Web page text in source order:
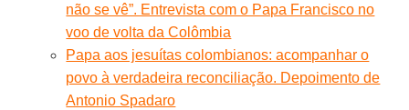
não se vê”. Entrevista com o Papa Francisco no
voo de volta da Colômbia
Papa aos jesuítas colombianos: acompanhar o
povo à verdadeira reconciliação. Depoimento de
Antonio Spadaro